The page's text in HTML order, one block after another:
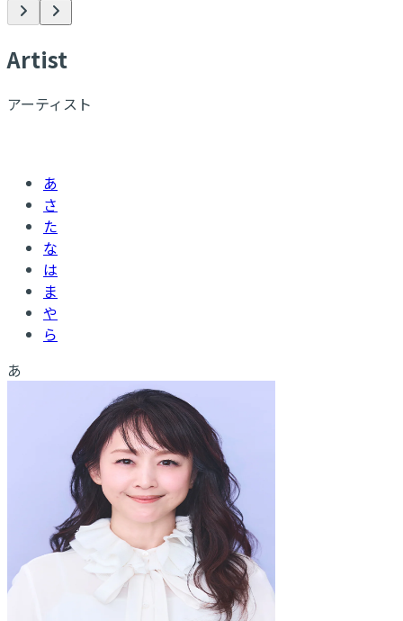
Artist
アーティスト
あ
さ
た
な
は
ま
や
ら
あ